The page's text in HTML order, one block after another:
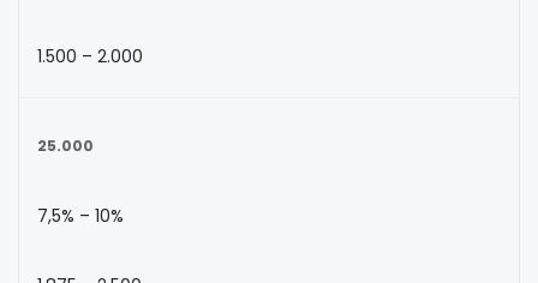
1.500 – 2.000
25.000
7,5% – 10%